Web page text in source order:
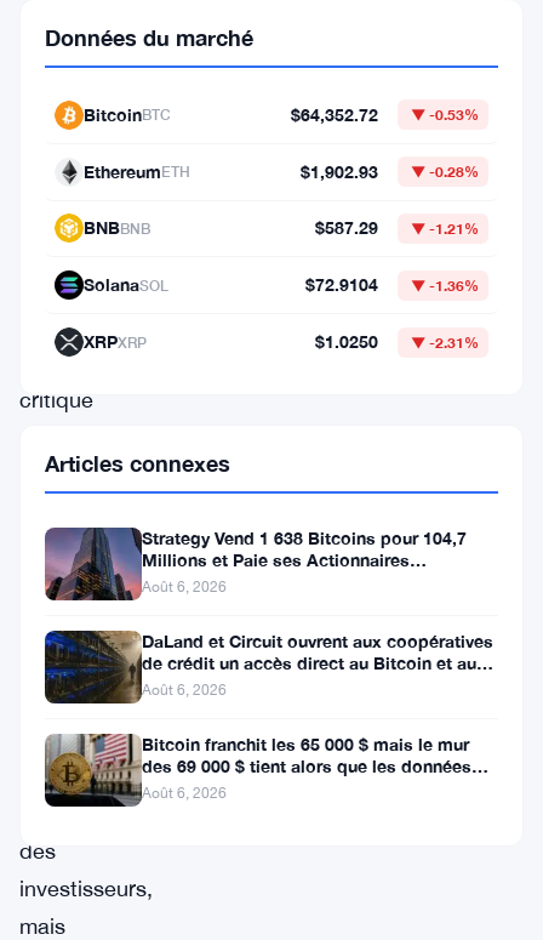
dramatique
tombant
dessous
seuil
critique
Cette
baisse
non
seulement
attiré
l’attention
des
investisseurs,
mais
Données du marché
BitcoinBTC $64,352.72 ▼ -0.53%
EthereumETH $1,902.93 ▼ -0.28%
BNBBNB $587.29 ▼ -1.21%
SolanaSOL $72.9104 ▼ -1.36%
XRPXRP $1.0250 ▼ -2.31%
Articles connexes
Strategy Vend 1 638 Bitcoins pour 104,7
Millions et Paie ses Actionnaires
Privilégiés
Août 6, 2026
DaLand et Circuit ouvrent aux coopératives
de crédit un accès direct au Bitcoin et aux
actifs numériques
Août 6, 2026
Bitcoin franchit les 65 000 $ mais le mur
des 69 000 $ tient alors que les données
sur l’emploi se profilent
Août 6, 2026